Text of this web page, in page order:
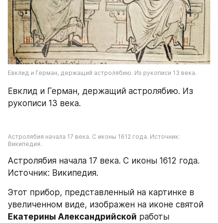
Евклид и Герман, держащий астролябию. Из рукописи 13 века.
Евклид и Герман, держащий астролябию. Из
рукописи 13 века.
Астролябия начала 17 века. С иконы 1612 года. Источник:
Википедия.
Астролябия начала 17 века. С иконы 1612 года.
Источник: Википедия.
Этот прибор, представленный на картинке в
Екатерины Александрийской работы